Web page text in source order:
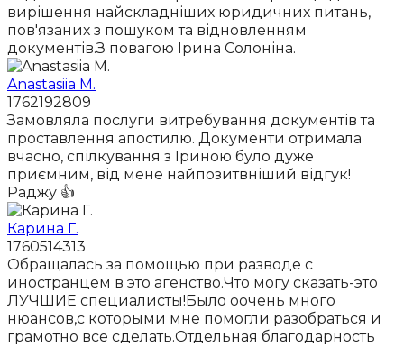
вирішення найскладніших юридичних питань,
пов'язаних з пошуком та відновленням
документів.З повагою Ірина Солоніна.
Anastasiia M.
1762192809
Замовляла послуги витребування документів та
проставлення апостилю. Документи отримала
вчасно, спілкування з Іриною було дуже
приємним, від мене найпозитвніший відгук!
Раджу 👍
Карина Г.
1760514313
Обращалась за помощью при разводе с
иностранцем в это агенство.Что могу сказать-это
ЛУЧШИЕ специалисты!Было оочень много
нюансов,с которыми мне помогли разобраться и
грамотно все сделать.Отдельная благодарность